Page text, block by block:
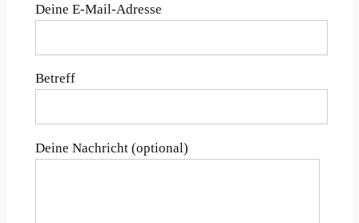
Deine E-Mail-Adresse
Betreff
Deine Nachricht (optional)